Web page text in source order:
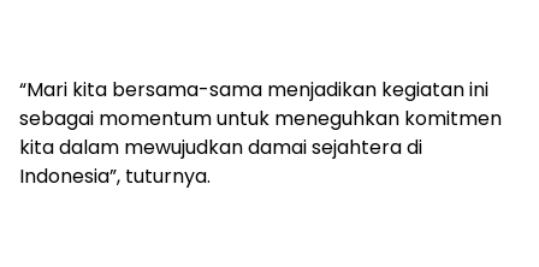
“Mari kita bersama-sama menjadikan kegiatan ini
sebagai momentum untuk meneguhkan komitmen
kita dalam mewujudkan damai sejahtera di
Indonesia”, tuturnya.